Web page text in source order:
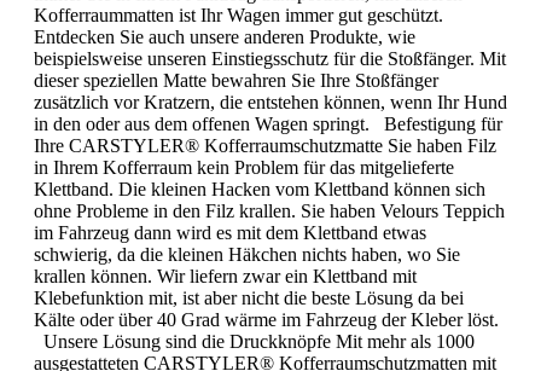
Kofferraummatten ist Ihr Wagen immer gut geschützt.
Entdecken Sie auch unsere anderen Produkte, wie
beispielsweise unseren Einstiegsschutz für die Stoßfänger. Mit
dieser speziellen Matte bewahren Sie Ihre Stoßfänger
zusätzlich vor Kratzern, die entstehen können, wenn Ihr Hund
in den oder aus dem offenen Wagen springt. Befestigung für
Ihre CARSTYLER® Kofferraumschutzmatte Sie haben Filz
in Ihrem Kofferraum kein Problem für das mitgelieferte
Klettband. Die kleinen Hacken vom Klettband können sich
ohne Probleme in den Filz krallen. Sie haben Velours Teppich
im Fahrzeug dann wird es mit dem Klettband etwas
schwierig, da die kleinen Häkchen nichts haben, wo Sie
krallen können. Wir liefern zwar ein Klettband mit
Klebefunktion mit, ist aber nicht die beste Lösung da bei
Kälte oder über 40 Grad wärme im Fahrzeug der Kleber löst.
Unsere Lösung sind die Druckknöpfe Mit mehr als 1000
ausgestatteten CARSTYLER® Kofferraumschutzmatten mit